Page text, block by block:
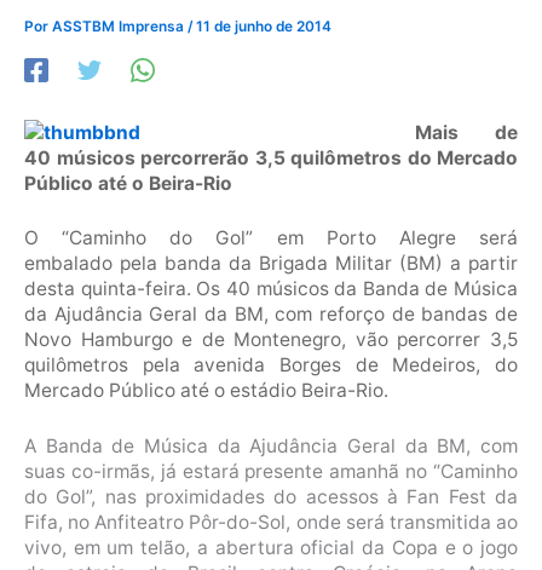
Por ASSTBM Imprensa /11 de junho de 2014
Mais de
40 músicos percorrerão 3,5 quilômetros do Mercado
Público até o Beira-Rio
O “Caminho do Gol” em Porto Alegre será
embalado pela banda da Brigada Militar (BM) a partir
desta quinta-feira. Os 40 músicos da Banda de Música
da Ajudância Geral da BM, com reforço de bandas de
Novo Hamburgo e de Montenegro, vão percorrer 3,5
quilômetros pela avenida Borges de Medeiros, do
Mercado Público até o estádio Beira-Rio.
A Banda de Música da Ajudância Geral da BM, com
suas co-irmãs, já estará presente amanhã no “Caminho
do Gol”, nas proximidades do acessos à Fan Fest da
Fifa, no Anfiteatro Pôr-do-Sol, onde será transmitida ao
vivo, em um telão, a abertura oficial da Copa e o jogo